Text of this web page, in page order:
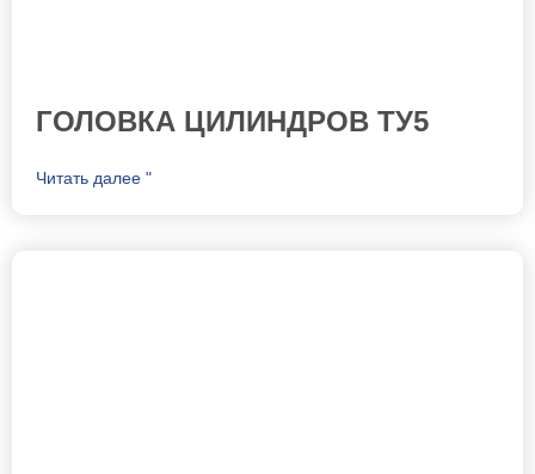
ГОЛОВКА ЦИЛИНДРОВ ТУ5
Читать далее "